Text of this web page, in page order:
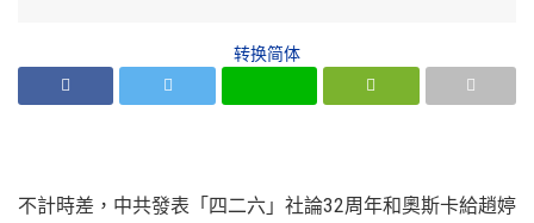
转换简体
不計時差，中共發表「四二六」社論32周年和奧斯卡給趙婷